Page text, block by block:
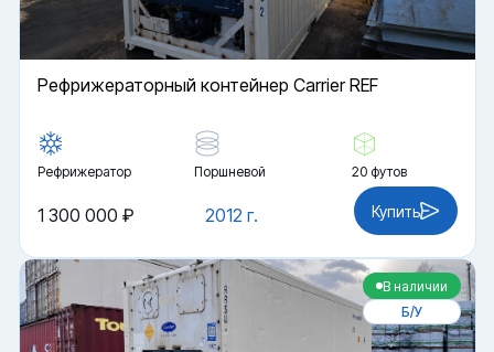
Рефрижераторный контейнер Carrier REF
Рефрижератор Поршневой 20 футов
2012 г.
1 300 000 ₽ Купить
В наличии
Б/У